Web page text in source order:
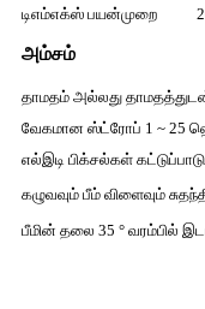
டிஎம்எக்ஸ் பயன்முறை
அம்சம்
தாமதம் அல்லது
வேகமான ஸ்ட்ரோப் 1 ~ 25
எல்இடி பிக்சல்கள் கட்டுப்பாடு
கழுவவும் பீம் விளைவும்
பீமின் தலை 35 ° வரம்பில்